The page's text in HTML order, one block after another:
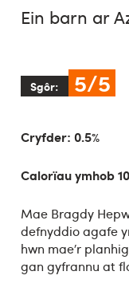
Ein barn ar
Sgôr: 5/5
Cryfder: 0.5%
Calorïau ymhob
Mae Bragdy
defnyddio agafe
hwn mae’r
gan gyfrannu at